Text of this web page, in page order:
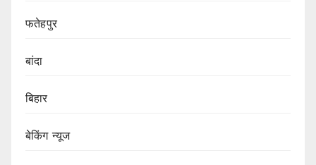
फतेहपुर
बांदा
बिहार
बेकिंग न्यूज